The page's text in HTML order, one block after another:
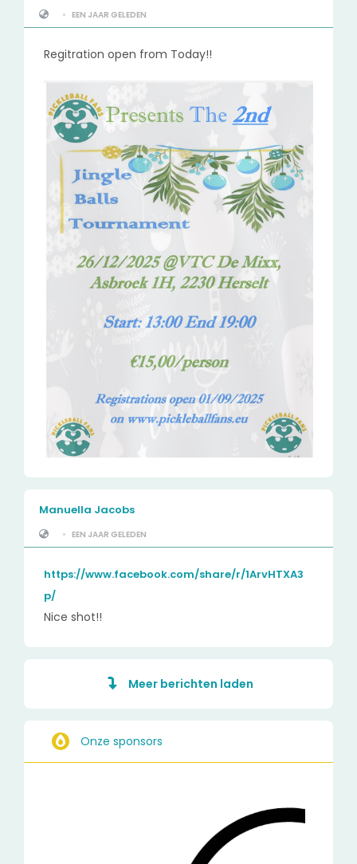
• EEN JAAR GELEDEN
Regitration open from Today!!
Manuella Jacobs
• EEN JAAR GELEDEN
https://www.facebook.com/share/r/1ArvHTXA3
p/
Nice shot!!
Meer berichten laden
Onze sponsors